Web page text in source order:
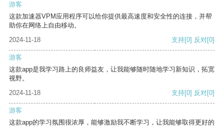
游客
这款加速器VPM应用程序可以给你提供最高速度和安全性的连接，并帮
助你在网络上自由移动。
2024-11-18
支持[0] 反对[0]
游客
这款app是我学习路上的良师益友，让我能够随时随地学习新知识，拓宽
视野。
2024-11-18
支持[0] 反对[0]
游客
这款app的学习氛围很浓厚，能够激励我不断学习，让我能够取得更好的